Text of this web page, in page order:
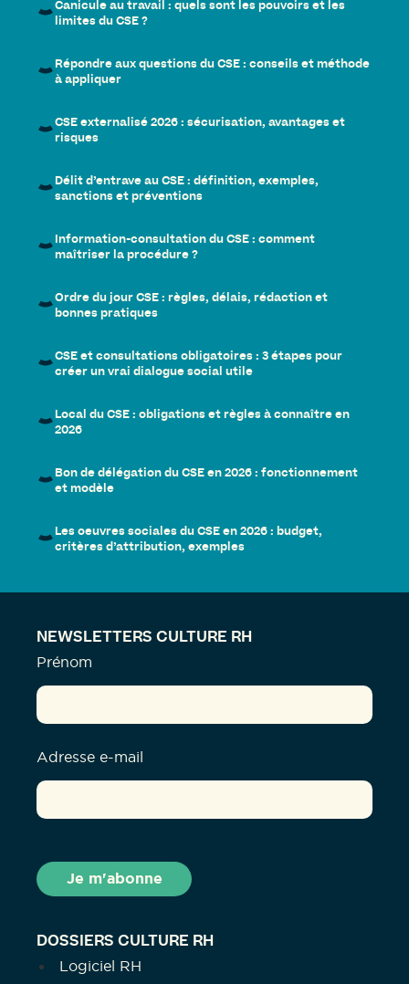
Canicule au travail : quels sont les pouvoirs et les
limites du CSE ?
Répondre aux questions du CSE : conseils et méthode
à appliquer
CSE externalisé 2026 : sécurisation, avantages et
risques
Délit d’entrave au CSE : définition, exemples,
sanctions et préventions
Information-consultation du CSE : comment
maîtriser la procédure ?
Ordre du jour CSE : règles, délais, rédaction et
bonnes pratiques
CSE et consultations obligatoires : 3 étapes pour
créer un vrai dialogue social utile
Local du CSE : obligations et règles à connaître en
2026
Bon de délégation du CSE en 2026 : fonctionnement
et modèle
Les oeuvres sociales du CSE en 2026 : budget,
critères d’attribution, exemples
DOSSIERS CULTURE RH
Logiciel RH
NEWSLETTERS CULTURE RH
Prénom
Adresse e-mail